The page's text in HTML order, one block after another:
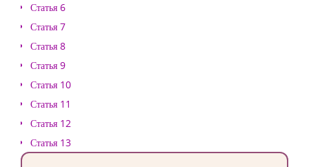
Статья 6
Статья 7
Статья 8
Статья 9
Статья 10
Статья 11
Статья 12
Статья 13